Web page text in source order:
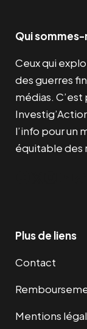
Qui sommes-
Ceux qui
des guerres
médias.
l’info pour un
équitable des
Plus de liens
Contact
Mentions